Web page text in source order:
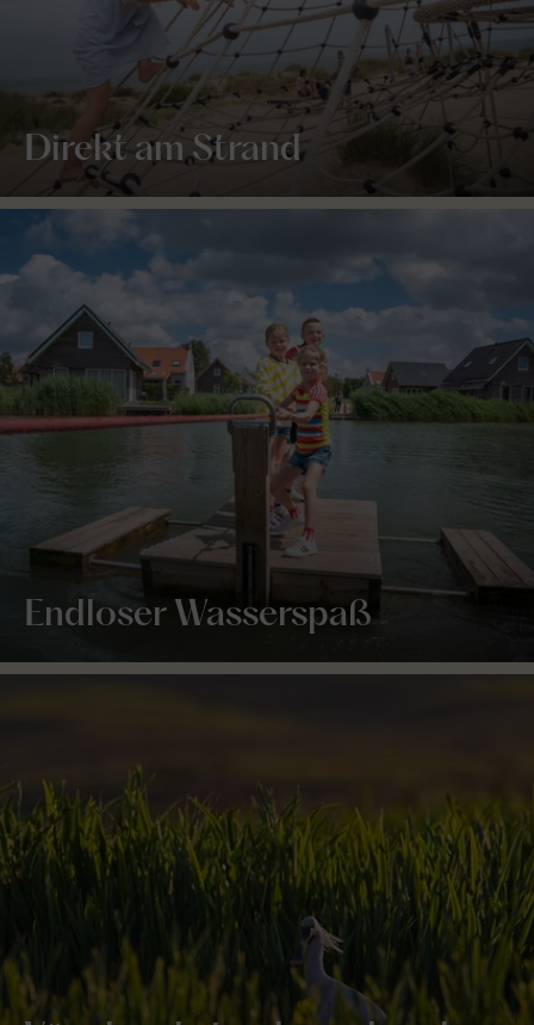
Direkt am Strand
Endloser Wasserspaß